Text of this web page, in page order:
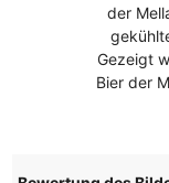
der
Gezeigt
Bier der